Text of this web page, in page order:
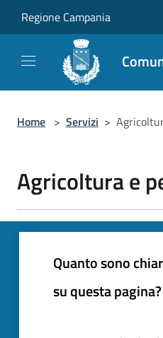
Regione Campania
Home > Servizi >
Agricoltura e
Quanto sono
su questa pagina?